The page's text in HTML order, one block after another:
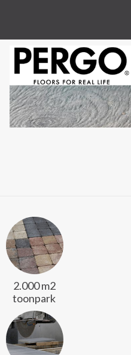
2.000 m2
toonpark